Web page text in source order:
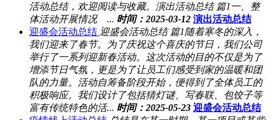
活动总结，欢迎阅读与收藏。演出活动总结 篇1一、整
体活动开展情况 ... 时间：2025-03-12 演出活动总结
迎盛会活动总结 迎盛会活动总结 篇1随着寒冬的深入，
我们迎来了春节。为了庆祝这个喜庆的节日，我们公司
举行了一系列迎新春活动。这次活动的目的不仅是为了
增添节日气氛，更是为了让员工们感受到家的温暖和团
队的力量。活动自筹备阶段开始，便得到了全体员工的
积极响应。我们设计了包括猜灯谜、写春联、包饺子等
富有传统特色的活... 时间：2025-05-23 迎盛会活动总结